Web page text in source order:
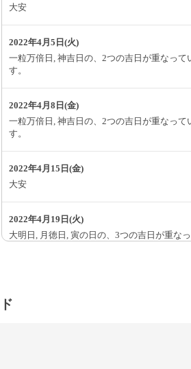
大安
2022年4月5日(火)
一粒万倍日, 神吉日の、2つの吉日が重なって
す。
2022年4月8日(金)
一粒万倍日, 神吉日の、2つの吉日が重なって
す。
2022年4月15日(金)
大安
2022年4月19日(火)
大明日, 月徳日, 寅の日の、3つの吉日が重な
一粒万倍日, 神吉日の、2つの吉日が重なって